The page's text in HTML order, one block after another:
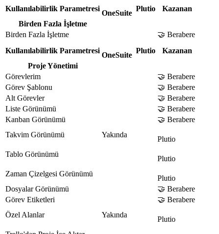
Kullanılabilirlik Parametresi
OneSuite
Plutio
Kazanan
Birden Fazla İşletme
Birden Fazla İşletme
🤝 Berabere
Kullanılabilirlik Parametresi
OneSuite
Plutio
Kazanan
Proje Yönetimi
Görevlerim
🤝 Berabere
Görev Şablonu
🤝 Berabere
Alt Görevler
🤝 Berabere
Liste Görünümü
🤝 Berabere
Kanban Görünümü
🤝 Berabere
Takvim Görünümü
Yakında
Plutio
Tablo Görünümü
Plutio
Zaman Çizelgesi Görünümü
Plutio
Dosyalar Görünümü
🤝 Berabere
Görev Etiketleri
🤝 Berabere
Özel Alanlar
Yakında
Plutio